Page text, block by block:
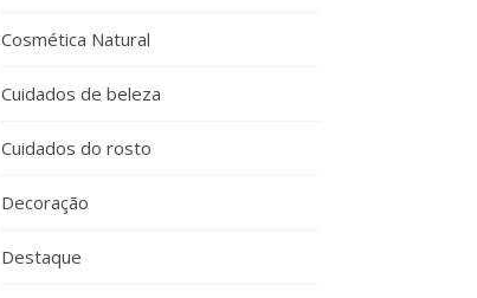
Cosmética Natural
Cuidados de beleza
Cuidados do rosto
Decoração
Destaque